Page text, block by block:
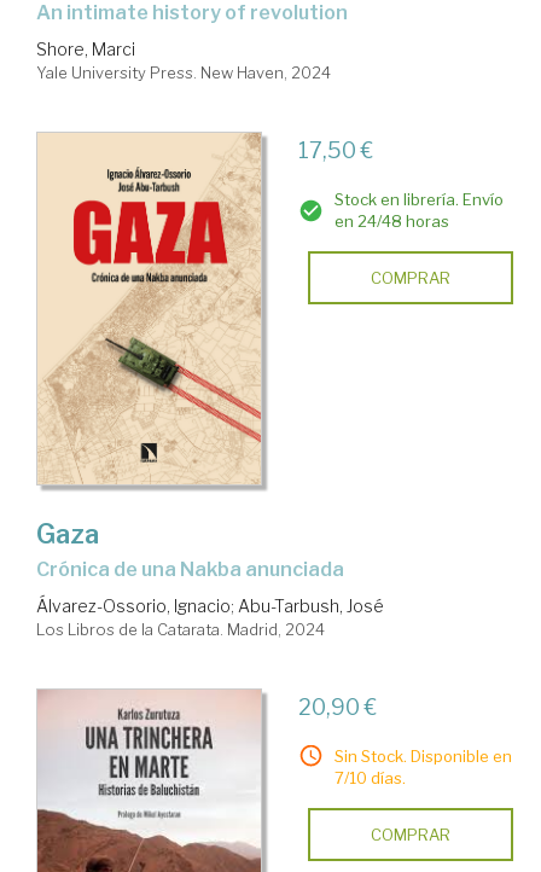
an intimate history of revolution
Shore, Marci
Yale University Press. New Haven, 2024
17,50 €
Stock en librería. Envío
en 24/48 horas
COMPRAR
Gaza
Crónica de una Nakba anunciada
Álvarez-Ossorio, Ignacio; Abu-Tarbush, José
Los Libros de la Catarata. Madrid, 2024
20,90 €
Sin Stock. Disponible en
7/10 días.
COMPRAR